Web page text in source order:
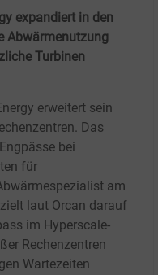
expandiert in den
Abwärmenutzung
Turbinen
erweitert sein
Das
bei
für
am
laut Orcan darauf
im Hyperscale-
Rechenzentren
Wartezeiten